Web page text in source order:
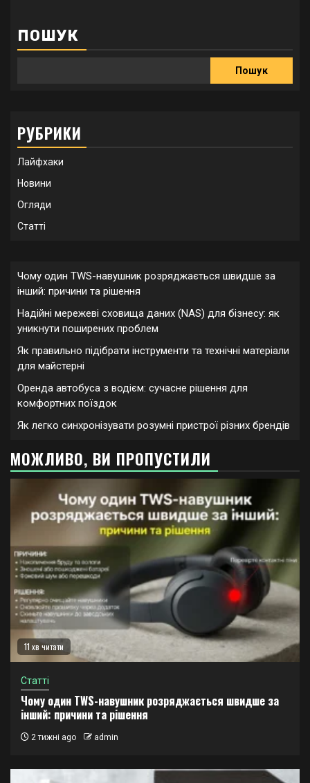
ПОШУК
Пошук
РУБРИКИ
Лайфхаки
Новини
Огляди
Статті
Чому один TWS-навушник розряджається швидше за
інший: причини та рішення
Надійні мережеві сховища даних (NAS) для бізнесу: як
уникнути поширених проблем
Як правильно підібрати інструменти та технічні матеріали
для майстерні
Оренда автобуса з водієм: сучасне рішення для
комфортних поїздок
Як легко синхронізувати розумні пристрої різних брендів
МОЖЛИВО, ВИ ПРОПУСТИЛИ
11 хв читати
Статті
Чому один TWS-навушник розряджається швидше за
інший: причини та рішення
2 тижні ago admin